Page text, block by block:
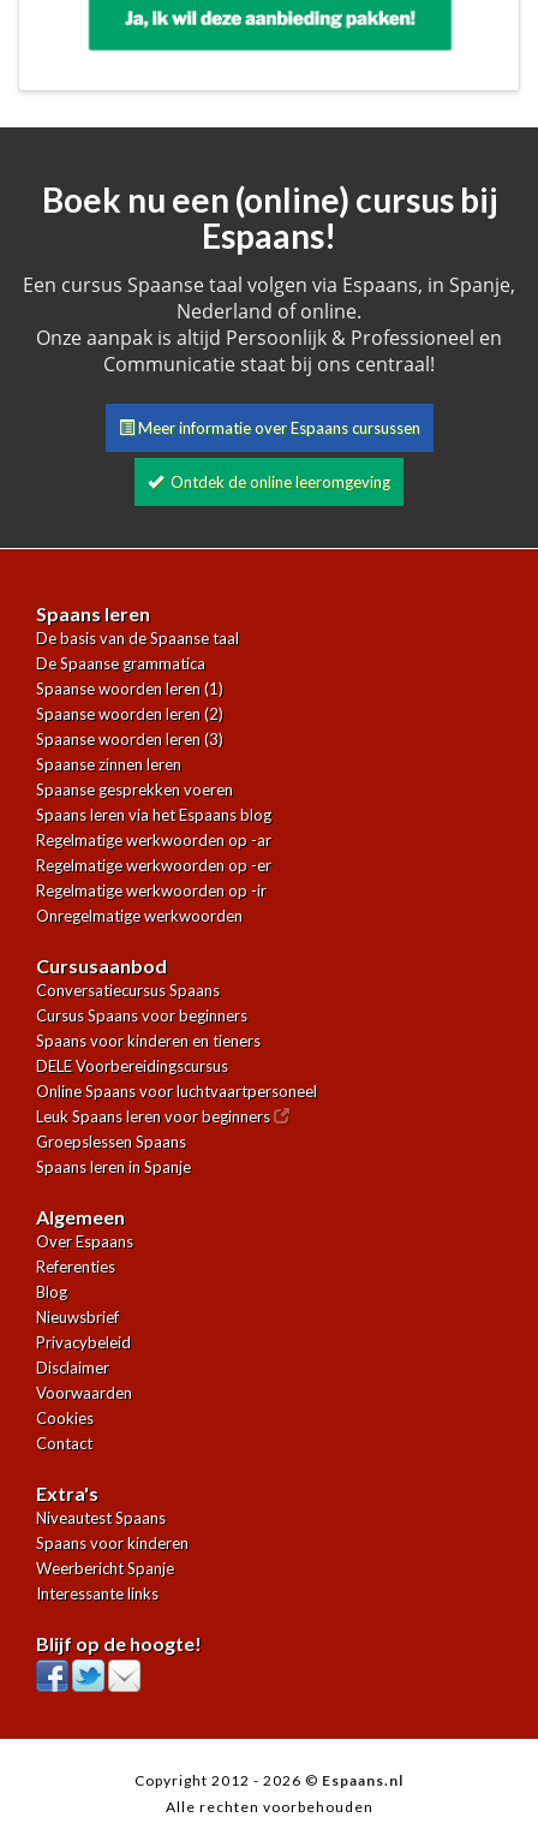
Boek nu een (online) cursus bij
Espaans!
Een cursus Spaanse taal volgen via Espaans, in Spanje,
Nederland of online.
Onze aanpak is altijd Persoonlijk & Professioneel en
Communicatie staat bij ons centraal!
Meer informatie over Espaans cursussen
Ontdek de online leeromgeving
Spaans leren
De basis van de Spaanse taal
De Spaanse grammatica
Spaanse woorden leren (1)
Spaanse woorden leren (2)
Spaanse woorden leren (3)
Spaanse zinnen leren
Spaanse gesprekken voeren
Spaans leren via het Espaans blog
Regelmatige werkwoorden op -ar
Regelmatige werkwoorden op -er
Regelmatige werkwoorden op -ir
Onregelmatige werkwoorden
Cursusaanbod
Conversatiecursus Spaans
Cursus Spaans voor beginners
Spaans voor kinderen en tieners
DELE Voorbereidingscursus
Online Spaans voor luchtvaartpersoneel
Leuk Spaans leren voor beginners
Groepslessen Spaans
Spaans leren in Spanje
Algemeen
Over Espaans
Referenties
Blog
Nieuwsbrief
Privacybeleid
Disclaimer
Voorwaarden
Cookies
Contact
Extra's
Niveautest Spaans
Spaans voor kinderen
Weerbericht Spanje
Interessante links
Blijf op de hoogte!
Copyright 2012 - 2026 © Espaans.nl
Alle rechten voorbehouden